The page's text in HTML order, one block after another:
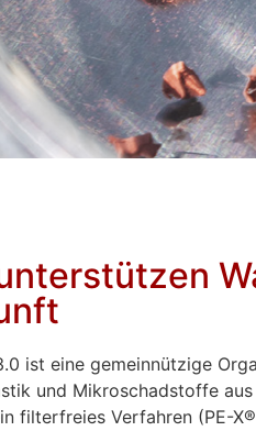
ist eine gemeinnützige
und Mikroschadstoffe
filterfreies Verfahren (PE-